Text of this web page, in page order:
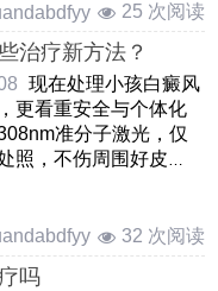
25 次阅读
治疗新方法？
现在处理小孩白癜风
更看重安全与个体化
准分子激光，仅
照，不伤周围好皮
32 次阅读
吗